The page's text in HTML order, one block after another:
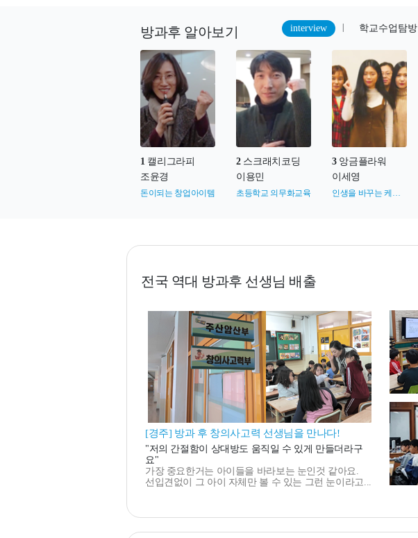
방과후 알아보기 interview 학교수업탐방
1캘리그라피
조윤경
돈이되는 창업아이템
2스크래치코딩
이용민
초등학교 의무화교육
3앙금플라워
이세영
인생을 바꾸는 케이크
전국 역대 방과후 선생님 배출
[경주] 방과 후 창의사고력 선생님을 만나다!
"저의 간절함이 상대방도 움직일 수 있게 만들더라구
요"
가장 중요한거는 아이들을 바라보는 눈인것 같아요.
선입견없이 그 아이 자체만 볼 수 있는 그런 눈이라고...